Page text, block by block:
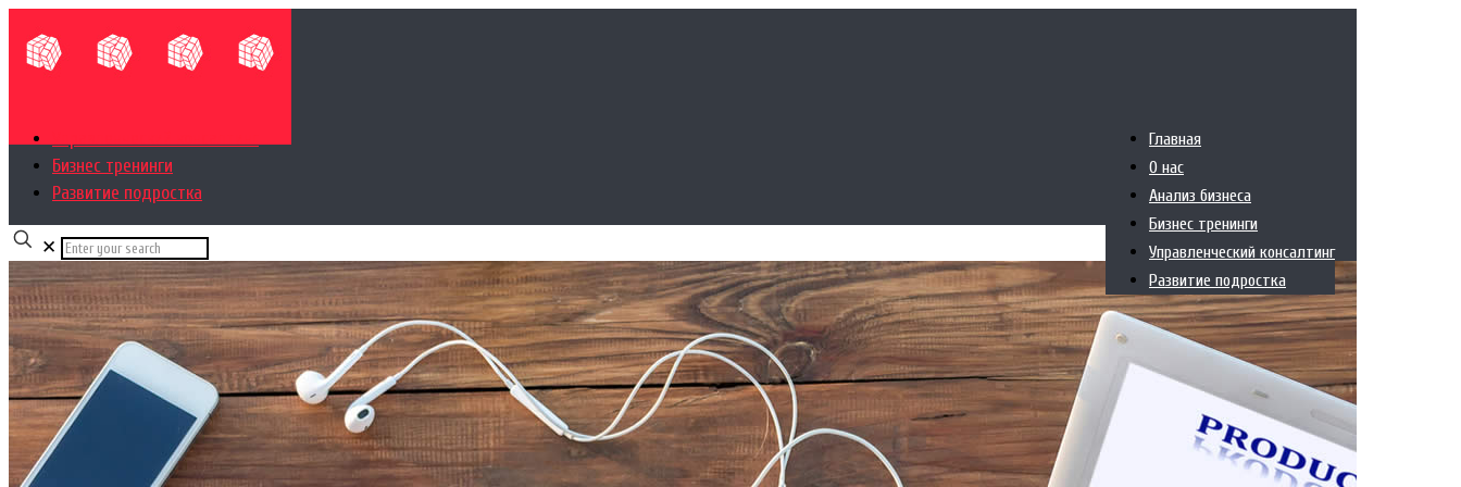
Главная
О нас
Анализ бизнеса
Бизнес тренинги
Управленческий консалтинг
Развитие подростка
Бизнес тренинги
Развитие подростка
✕